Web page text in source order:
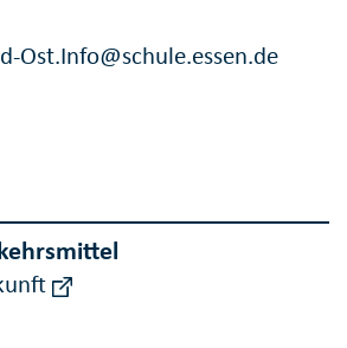
Ost.Info@schule.essen.de